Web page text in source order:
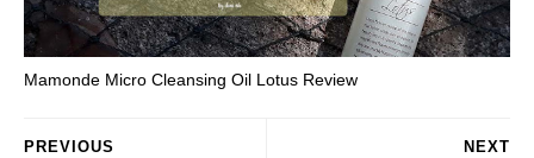
Mamonde Micro Cleansing Oil Lotus Review
NEXT
PREVIOUS